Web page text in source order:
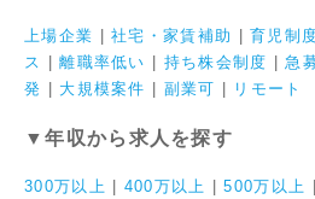
上場企業 |社宅・家賃補助 |育児制
ス
|離職率低い 持ち株会制度 |急
発
大規模案件 副業可 リモート
▼年収から求人を探す
300万以上 400万以上 |500万以上